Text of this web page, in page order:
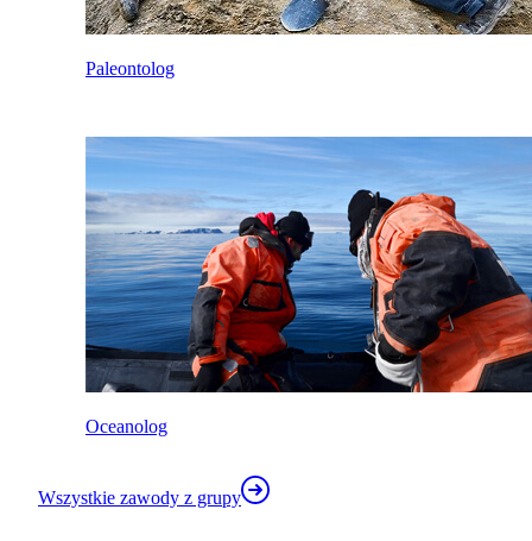
Paleontolog
Oceanolog
Wszystkie zawody z grupy